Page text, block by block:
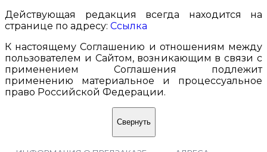
Действующая редакция всегда находится на
странице по адресу: Ссылка
К настоящему Соглашению и отношениям между
пользователем и Сайтом, возникающим в связи с
применением Соглашения подлежит
применению материальное и процессуальное
право Российской Федерации.
Свернуть